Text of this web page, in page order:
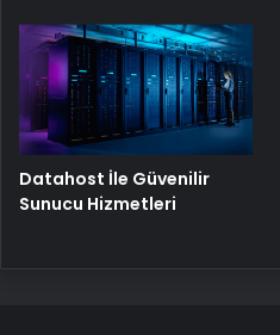
Datahost İle Güvenilir
Sunucu Hizmetleri